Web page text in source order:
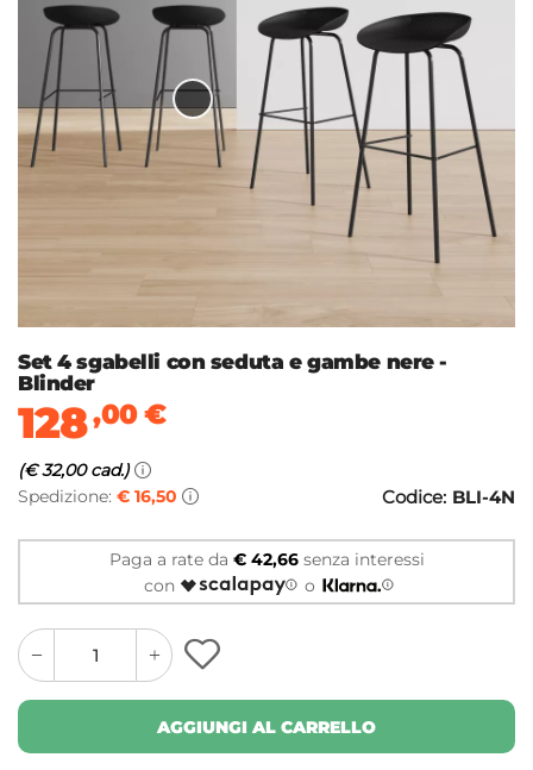
Set 4 sgabelli con seduta e gambe nere -
Blinder
128,00€
(€ 32,00 cad.)
Spedizione: € 16,50 Codice: BLI-4N
Paga a rate da € 42,66senza interessi
con
o
quantity
button
quantity
minus
button
AGGIUNGI AL CARRELLO